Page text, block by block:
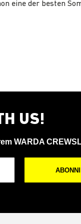
eine der besten
US!
WARDA